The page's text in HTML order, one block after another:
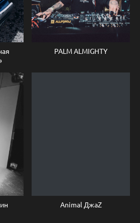
PALM ALMIGHTY
Animal ДжаZ